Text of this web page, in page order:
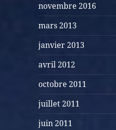
novembre 2016
mars 2013
janvier 2013
avril 2012
octobre 2011
juillet 2011
juin 2011